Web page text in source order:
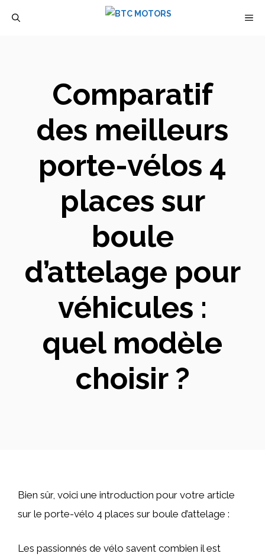
Comparatif
des meilleurs
porte-vélos 4
places sur
boule
d’attelage pour
véhicules :
quel modèle
choisir ?
Bien sûr, voici une introduction pour votre article
sur le porte-vélo 4 places sur boule d’attelage :
Les passionnés de vélo savent combien il est